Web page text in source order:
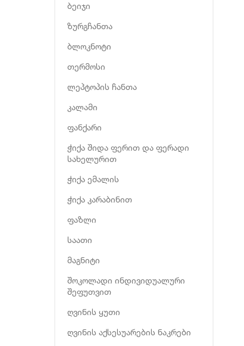
ბეიჯი
ზურგჩანთა
ბლოკნოტი
თერმოსი
ლეპტოპის ჩანთა
კალამი
ფანქარი
ჭიქა შიდა ფერით და ფერადი
სახელურით
ჭიქა ემალის
ჭიქა კარაბინით
ფაზლი
საათი
მაგნიტი
შოკოლადი ინდივიდუალური
შეფუთვით
ღვინის ყუთი
ღვინის აქსესუარების ნაკრები